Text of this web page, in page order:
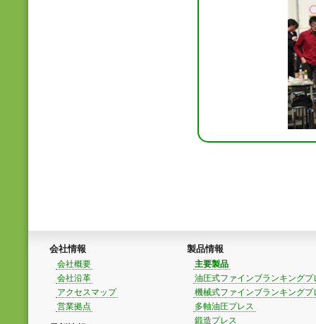
会社情報
会社概要
会社沿革
アクセスマップ
営業拠点
製品情報
主要製品
油圧式ファインブランキングプ
機械式ファインブランキングプ
多軸油圧プレス
鍛造プレス